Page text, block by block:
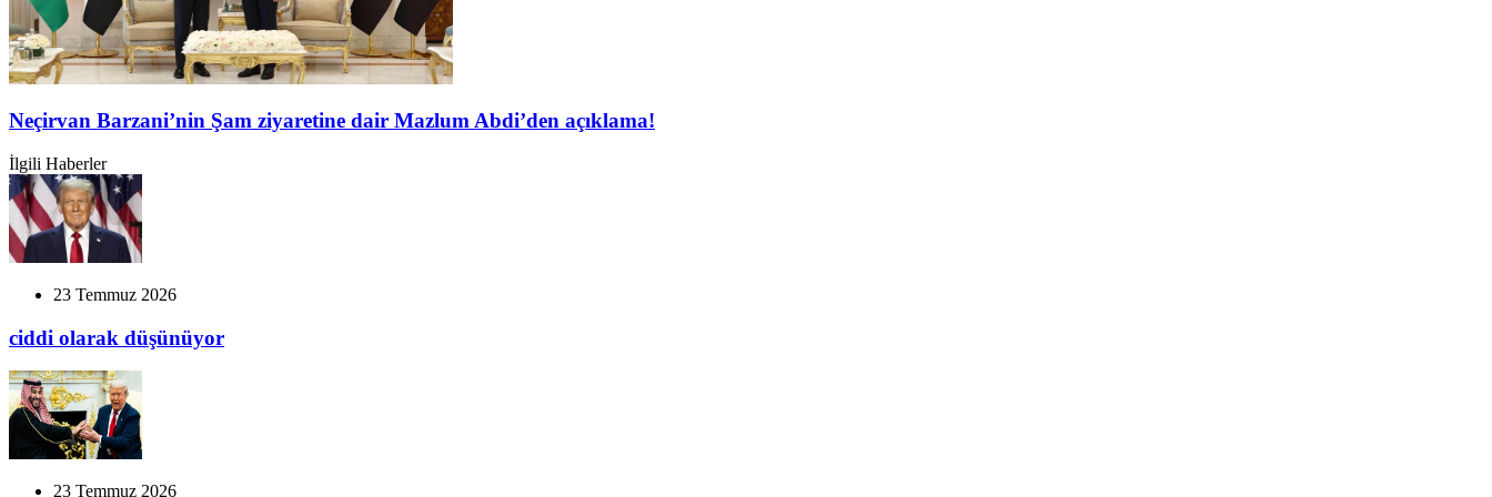
Neçirvan Barzani’nin Şam ziyaretine dair Mazlum Abdi’den açıklama!
İlgili Haberler
23 Temmuz 2026
ciddi olarak düşünüyor
23 Temmuz 2026